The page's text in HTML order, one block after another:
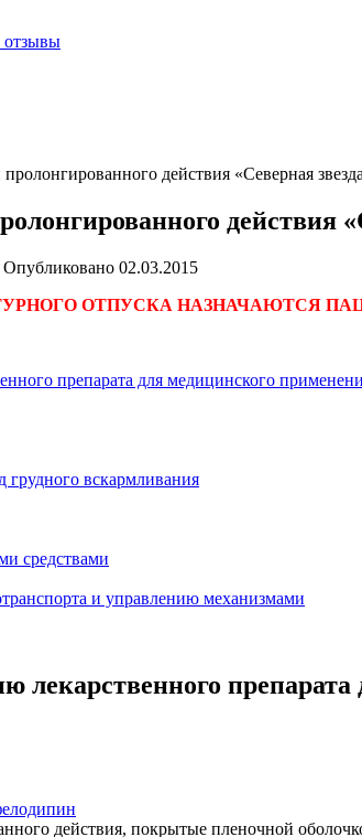
отзывы
действия «Северная
действия
Опубликовано 02.03.2015
ОТПУСКА НАЗНАЧАЮТСЯ
препарата для медицинского
вскармливания
средствами
и управлению механизмами
действия, покрытые пленочной